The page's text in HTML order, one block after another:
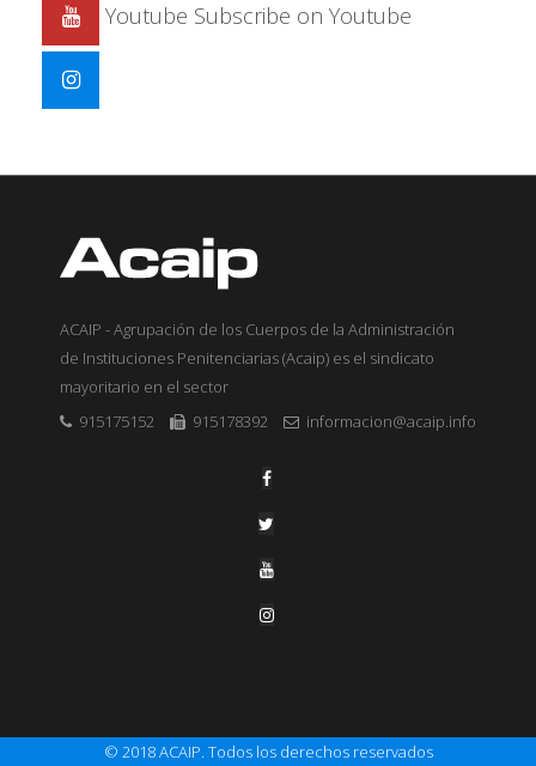
Youtube Subscribe on Youtube
ACAIP - Agrupación de los Cuerpos de la Administración
de Instituciones Penitenciarias (Acaip) es el sindicato
mayoritario en el sector
915175152
915178392 informacion@acaip.info
© 2018 ACAIP. Todos los derechos reservados